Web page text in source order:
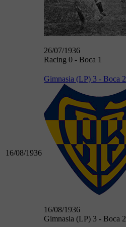
26/07/1936
Racing 0 - Boca 1
16/08/1936
Gimnasia (LP) 3 - Boca 2
16/08/1936
Gimnasia (LP) 3 - Boca 2